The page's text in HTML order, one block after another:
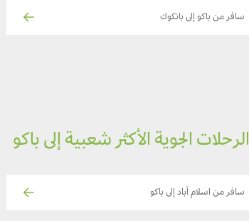
سافر من باكو إلى بانكوك
الرحلات الجوية الأكثر شعبية إلى باكو
سافر من اسلام آباد إلى باكو